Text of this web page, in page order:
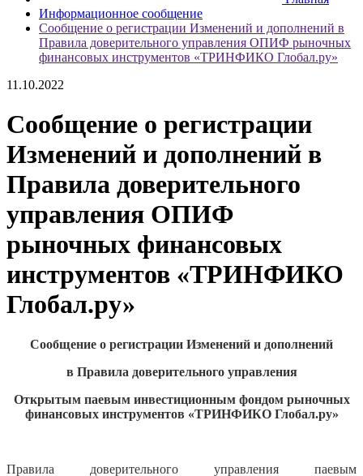
Информационное сообщение
Сообщение о регистрации Изменений и дополнений в
Правила доверительного управления ОПИФ рыночных
финансовых инструментов «ТРИНФИКО Глобал.ру»
11.10.2022
Сообщение о регистрации
Изменений и дополнений в
Правила доверительного
управления ОПИФ
рыночных финансовых
инструментов «ТРИНФИКО
Глобал.ру»
Сообщение о регистрации Изменений и дополнений
в Правила доверительного управления
Открытым паевым инвестиционным фондом рыночных
финансовых инструментов «ТРИНФИКО Глобал.ру»
Правила доверительного управления паевым